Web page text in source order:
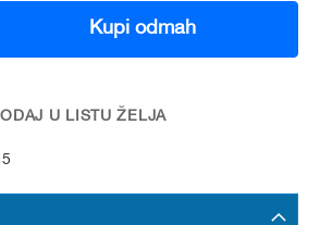
Kupi odmah
U LISTU ŽELJA